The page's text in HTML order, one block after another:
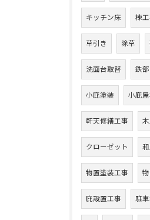
キッチン床 棟
草引き 除草
洗面台取替 鉄部
小庇塗装 小庇
軒天修繕工事
クローゼット
物置塗装工事
庇設置工事 駐